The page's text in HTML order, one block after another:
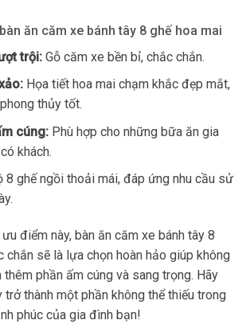
ăn căm xe bánh tây 8 ghế hoa mai
trội: Gỗ căm xe bền bỉ, chắc chắn.
Họa tiết hoa mai chạm khắc đẹp mắt,
thủy tốt.
cúng: Phù hợp cho những bữa ăn gia
khách.
8 ghế ngồi thoải mái, đáp ứng nhu cầu sử
điểm này, bàn ăn căm xe bánh tây 8
chắn sẽ là lựa chọn hoàn hảo giúp không
thêm phần ấm cúng và sang trọng. Hãy
trở thành một phần không thể thiếu trong
phúc của gia đình bạn!